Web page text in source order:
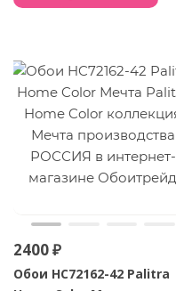
2400 ₽
Обои HC72162-42 Palitra